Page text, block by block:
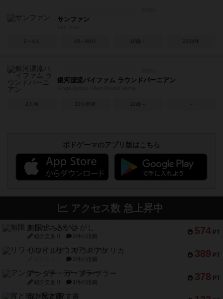
サンファン
2～4人 45～60分 10歳～ 2004年
銀河漂流バイファム ラウンドバーニアン
2人用 30分前後 12歳～
ボドゲーマのアプリ版はこちら
アクセス数 急上昇中
574 PT
無限まちがいさがし
紹介文あり 2件の投稿
389 PT
リワイルド：サウスアメリカ
2件の投稿
378 PT
アンダー・ザ・テーブラー
紹介文あり 1件の投稿
宵と暁の呪文書